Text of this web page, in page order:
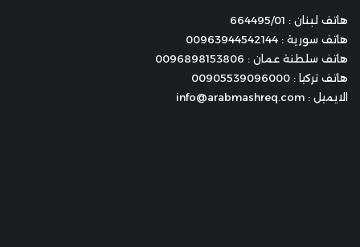
هاتف لبنان : 664495/01
هاتف سورية : 00963944542144
هاتف سلطنة عمان : 0096898153806
هاتف تركيا : 00905539096000
الايميل : info@arabmashreq.com